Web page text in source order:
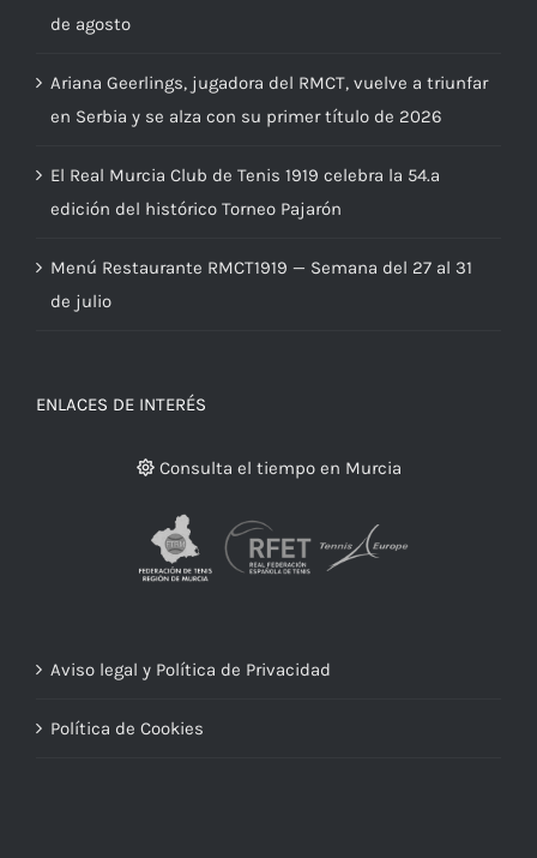
de agosto
Ariana Geerlings, jugadora del RMCT, vuelve a triunfar
en Serbia y se alza con su primer título de 2026
El Real Murcia Club de Tenis 1919 celebra la 54.ª
edición del histórico Torneo Pajarón
Menú Restaurante RMCT1919 — Semana del 27 al 31
de julio
ENLACES DE INTERÉS
Consulta el tiempo en Murcia
Aviso legal y Política de Privacidad
Política de Cookies